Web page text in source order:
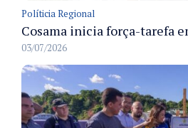
Políticia Regional
03/07/2026